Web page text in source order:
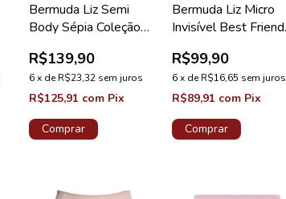
Bermuda Liz Semi
Body Sépia Coleção
R$139,90
6 x deR$23,32 sem juros
R$125,91 com Pix
Comprar
Bermuda Liz Micro
Invisível Best Friend
R$99,90
6 x deR$16,65 sem juros
R$89,91 com Pix
Comprar